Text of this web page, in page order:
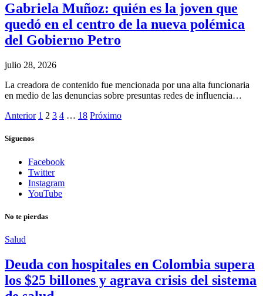
Gabriela Muñoz: quién es la joven que
quedó en el centro de la nueva polémica
del Gobierno Petro
julio 28, 2026
La creadora de contenido fue mencionada por una alta funcionaria
en medio de las denuncias sobre presuntas redes de influencia…
Anterior 1 2 3 4 … 18 Próximo
Síguenos
Facebook
Twitter
Instagram
YouTube
No te pierdas
Salud
Deuda con hospitales en Colombia supera
los $25 billones y agrava crisis del sistema